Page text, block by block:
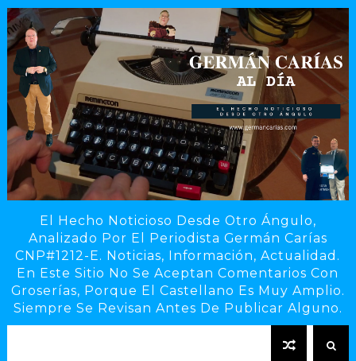
El Hecho Noticioso Desde Otro Ángulo,
Analizado Por El Periodista Germán Carías
CNP#1212-E. Noticias, Información, Actualidad.
En Este Sitio No Se Aceptan Comentarios Con
Groserías, Porque El Castellano Es Muy Amplio.
Siempre Se Revisan Antes De Publicar Alguno.